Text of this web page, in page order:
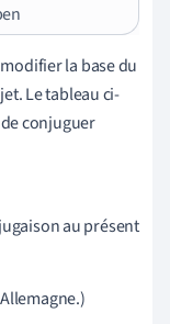
la base du
Le tableau ci-
conjuguer
au présent